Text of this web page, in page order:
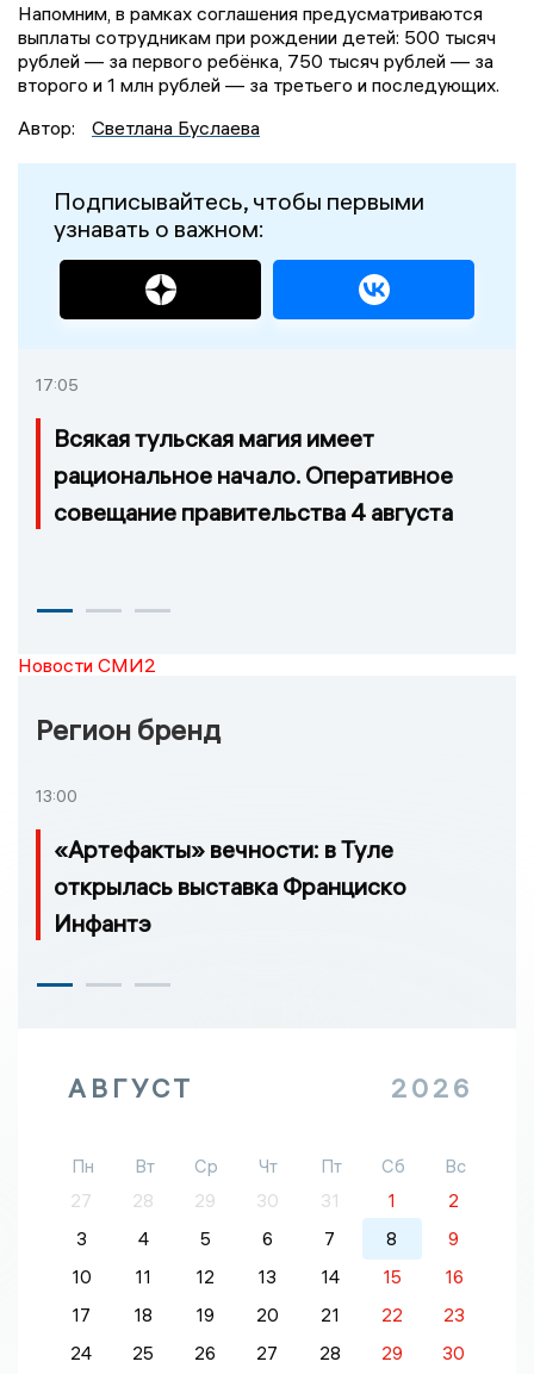
Напомним, в рамках соглашения предусматриваются
выплаты сотрудникам при рождении детей: 500 тысяч
рублей — за первого ребёнка, 750 тысяч рублей — за
второго и 1 млн рублей — за третьего и последующих.
Автор:
Светлана Буслаева
Подписывайтесь, чтобы первыми
узнавать о важном:
17:05
Всякая тульская магия имеет
рациональное начало. Оперативное
совещание правительства 4 августа
Новости СМИ2
Регион бренд
13:00
«Артефакты» вечности: в Туле
открылась выставка Франциско
Инфантэ
АВГУСТ 2026
Пн Вт Ср Чт Пт Сб
Вс
27
28 29 30 31 1
2
3
4 5 6 7 8
9
10
11 12 13 14 15
16
17
18 19 20 21 22
23
24
25 26 27 28 29
30